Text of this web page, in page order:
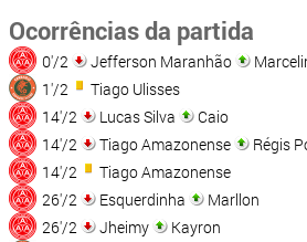
Ocorrências da partida
0'/2 Jefferson Maranhão
1'/2
Tiago Ulisses
14'/2
Lucas Silva
Caio
14'/2
Tiago Amazonense
Régis
14'/2
Tiago Amazonense
26'/2
Esquerdinha
Marllon
26'/2
Jheimy
Kayron